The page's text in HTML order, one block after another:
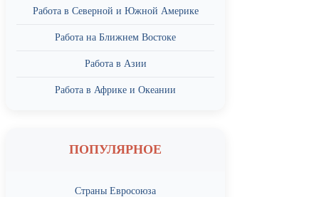
Работа в Северной и Южной Америке
Работа на Ближнем Востоке
Работа в Азии
Работа в Африке и Океании
ПОПУЛЯРНОЕ
Страны Евросоюза